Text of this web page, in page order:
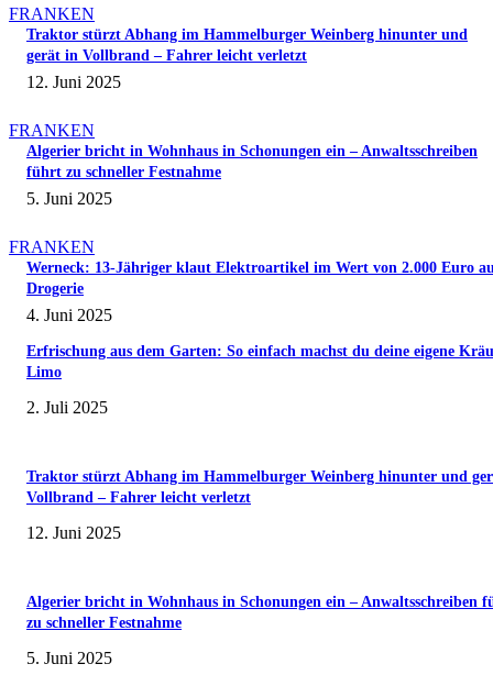
FRANKEN
Traktor stürzt Abhang im Hammelburger Weinberg hinunter und
gerät in Vollbrand – Fahrer leicht verletzt
12. Juni 2025
FRANKEN
Algerier bricht in Wohnhaus in Schonungen ein – Anwaltsschreiben
führt zu schneller Festnahme
5. Juni 2025
FRANKEN
Werneck: 13-Jähriger klaut Elektroartikel im Wert von 2.000 Euro
Drogerie
4. Juni 2025
Erfrischung aus dem Garten: So einfach machst du deine eigene
Limo
2. Juli 2025
Traktor stürzt Abhang im Hammelburger Weinberg hinunter und
Vollbrand – Fahrer leicht verletzt
12. Juni 2025
Algerier bricht in Wohnhaus in Schonungen ein – Anwaltsschreiben
zu schneller Festnahme
5. Juni 2025